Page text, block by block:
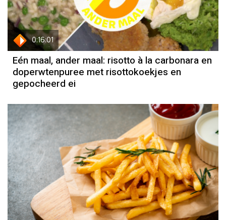
0:16:01
Eén maal, ander maal: risotto à la carbonara en
doperwtenpuree met risottokoekjes en
gepocheerd ei